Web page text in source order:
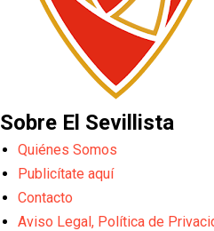
Sobre El Sevillista
Quiénes Somos
Publicítate aquí
Contacto
Aviso Legal, Política de